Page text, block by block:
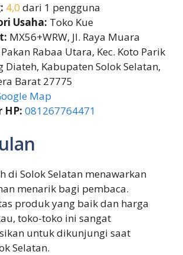
4,0 dari 1 pengguna
Usaha: Toko Kue
MX56+WRW, Jl. Raya Muara
Rabaa Utara, Kec. Koto Parik
Diateh, Kabupaten Solok Selatan,
Barat 27775
Map
HP: 081267764471
di Solok Selatan menawarkan
menarik bagi pembaca.
produk yang baik dan harga
toko-toko ini sangat
untuk dikunjungi saat
Selatan.